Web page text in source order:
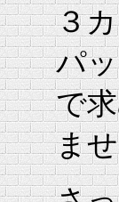
３
パ
で
ま